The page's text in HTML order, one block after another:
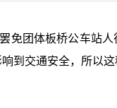
免团体板桥公车站
到交通安全，所以